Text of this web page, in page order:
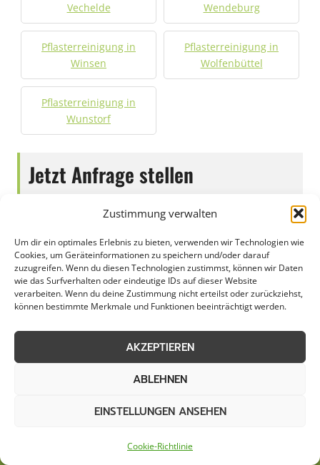
Zustimmung verwalten
Um dir ein optimales Erlebnis zu bieten, verwenden wir Technologien wie
Cookies, um Geräteinformationen zu speichern und/oder darauf
zuzugreifen. Wenn du diesen Technologien zustimmst, können wir Daten
wie das Surfverhalten oder eindeutige IDs auf dieser Website
verarbeiten. Wenn du deine Zustimmung nicht erteilst oder zurückziehst,
können bestimmte Merkmale und Funktionen beeinträchtigt werden.
AKZEPTIEREN
ABLEHNEN
EINSTELLUNGEN ANSEHEN
Cookie-Richtlinie
Vechelde
Wendeburg
Pflasterreinigung in
Winsen
Pflasterreinigung in
Wolfenbüttel
Pflasterreinigung in
Wunstorf
Jetzt Anfrage stellen
Cookie-Richtlinie (EU)